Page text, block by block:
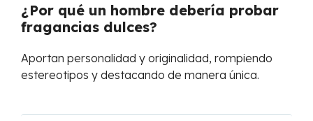
¿Por qué un hombre debería probar
fragancias dulces?
Aportan personalidad y originalidad, rompiendo
estereotipos y destacando de manera única.